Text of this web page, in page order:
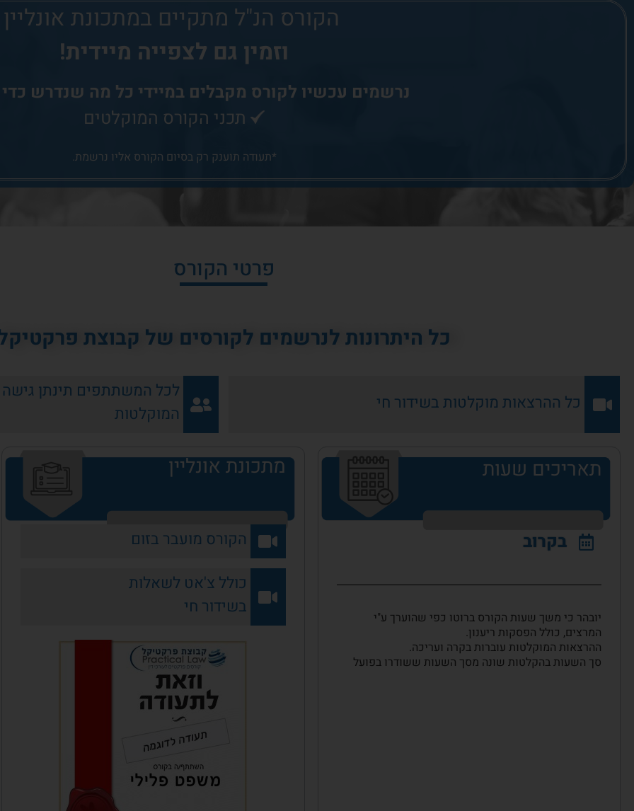
הקורס הנ"ל מתקיים במתכונת אונליין
וזמין גם לצפייה מיידית!
נרשמים עכשיו לקורס מקבלים במיידי כל מה שנדרש
תכני הקורס המוקלטים
*תעודה תוענק רק בסיום הקורס אליו נרשמת.
פרטי הקורס
כל היתרונות לנרשמים לקורסים של קבוצת
כל ההרצאות מוקלטות בשידור חי
לכל המשתתפים תינתן
המוקלטות
תאריכים שעות
בקרוב
יובהר כי משך שעות הקורס ברוטו כפי שהוערך ע"י
המרצים, כולל הפסקות ריענון.
ההרצאות המוקלטות עוברות בקרה ועריכה.
סך השעות בהקלטות שונה מסך השעות ששודרו בפועל
מתכונת אונליין
הקורס מועבר בזום
כולל צ'אט לשאלות
בשידור חי